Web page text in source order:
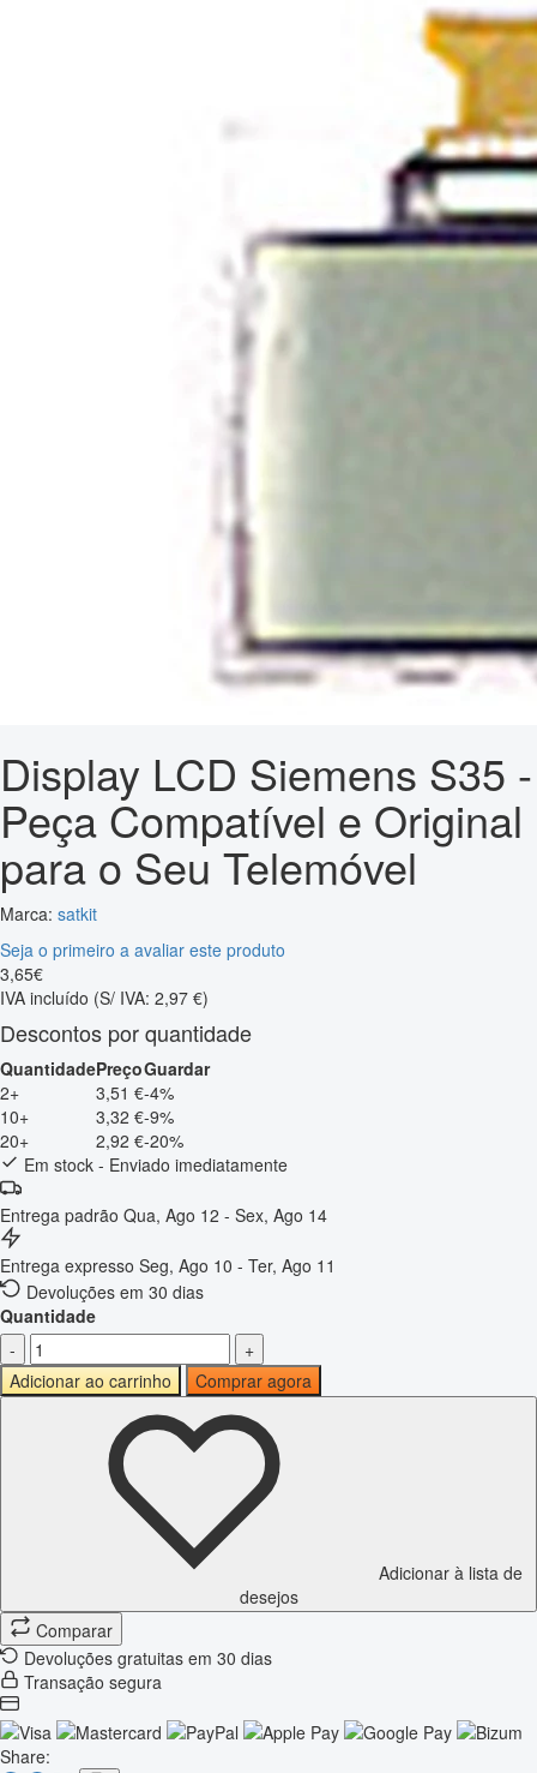
Display LCD Siemens S35 -
Peça Compatível e Original
para o Seu Telemóvel
Marca: satkit
Seja o primeiro a avaliar este produto
3,65€
IVA incluído (S/ IVA: 2,97 €)
Descontos por quantidade
QuantidadePreçoGuardar
2+
3,51 €-4%
10+
3,32 €-9%
20+
2,92 €-20%
Em stock - Enviado imediatamente
Entrega padrão Qua, Ago 12 - Sex, Ago 14
Entrega expresso Seg, Ago 10 - Ter, Ago 11
Devoluções em 30 dias
Quantidade
-
+
Adicionar ao carrinho
Comprar agora
Adicionar à lista de
desejos
Comparar
Devoluções gratuitas em 30 dias
Transação segura
Share: